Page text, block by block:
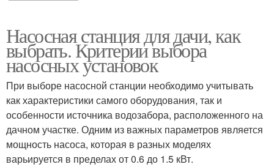
Насосная станция для дачи, как
выбрать. Критерии выбора
насосных установок
При выборе насосной станции необходимо учитывать
как характеристики самого оборудования, так и
особенности источника водозабора, расположенного на
дачном участке. Одним из важных параметров является
мощность насоса, которая в разных моделях
варьируется в пределах от 0.6 до 1.5 кВт.